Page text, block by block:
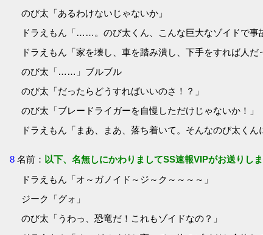
のび太「あるわけないじゃないか」
ドラえもん「……。のび太くん、こんな巨大なゾイドで事
ドラえもん「家を壊し、車を踏み潰し、下手をすれば人だ
のび太「……」ブルブル
のび太「だったらどうすればいいのさ！？」
のび太「ブレードライガーを自慢しただけじゃないか！」
ドラえもん「まあ、まあ、落ち着いて。そんなのび太くん
8 名前： 以下、名無しにかわりましてSS速報VIPがお送りし
ドラえもん「オ～ガノイド～ジ～ク～～～～」
ジーク「グォ」
のび太「うわっ、恐竜だ！これもゾイドなの？」